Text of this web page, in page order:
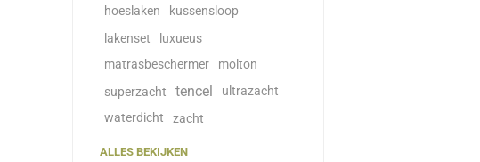
hoeslaken
kussensloop
lakenset luxueus
matrasbeschermer molton
superzacht tencel
ultrazacht
waterdicht
zacht
ALLES BEKIJKEN